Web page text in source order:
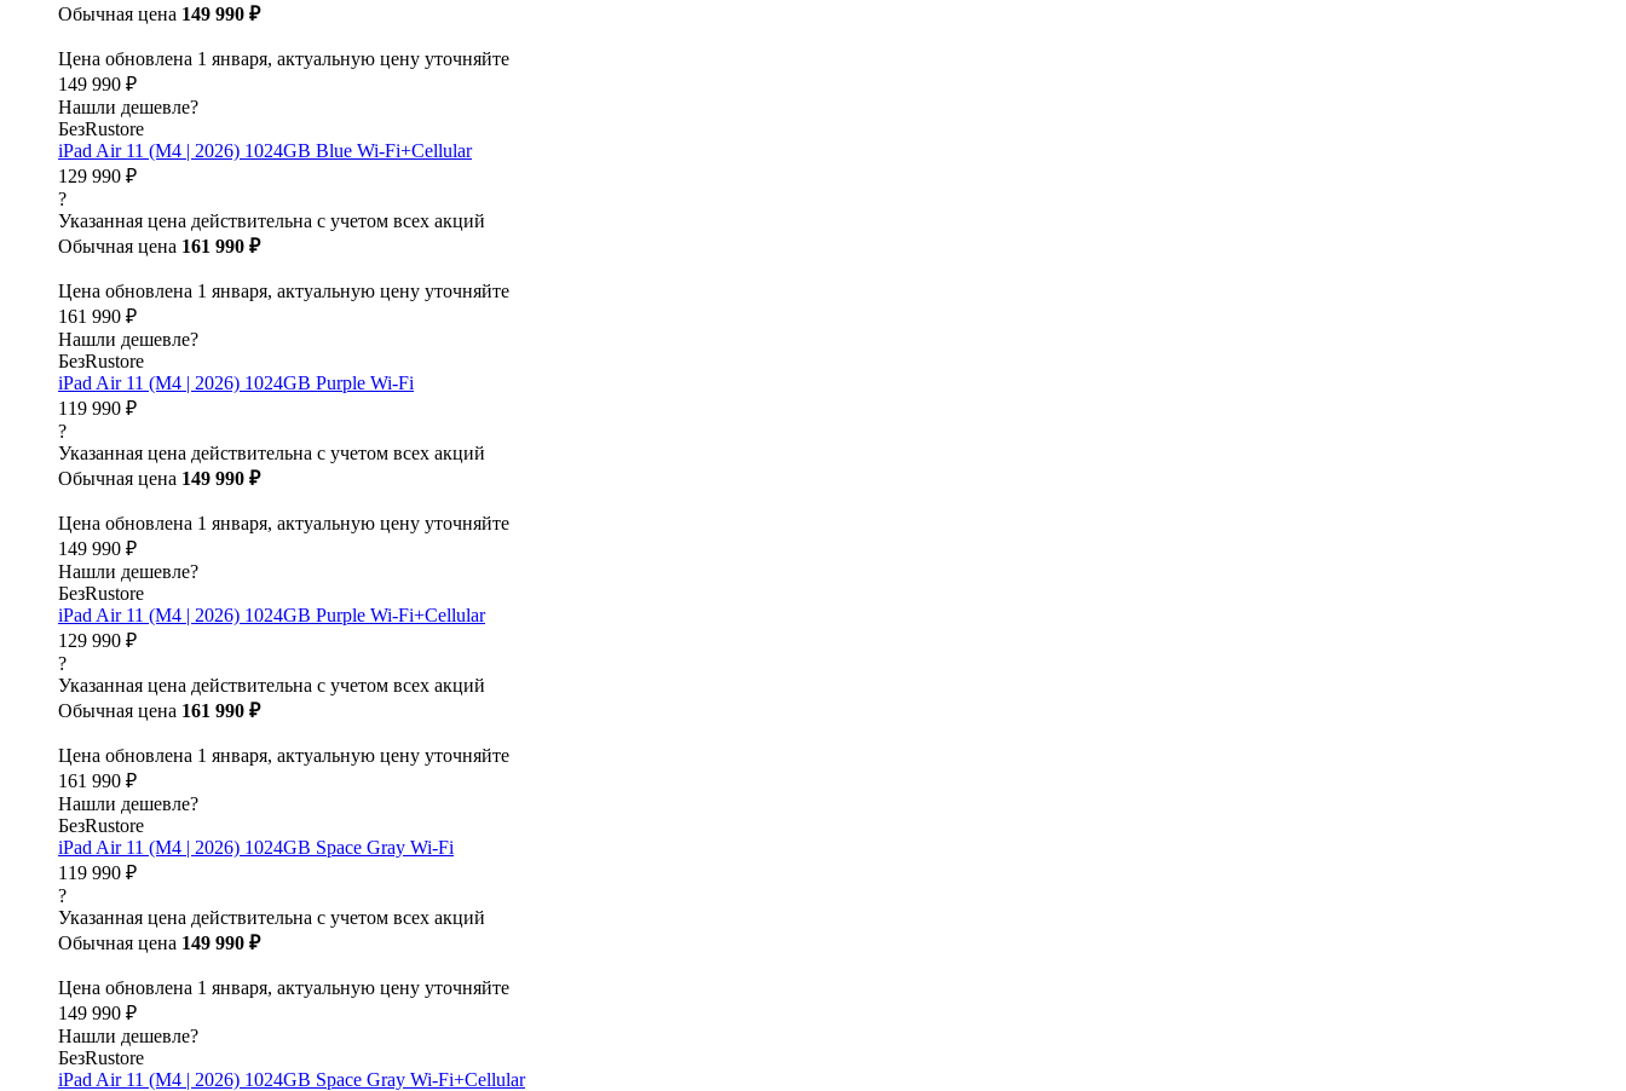
Обычная цена 149 990 ₽
Цена обновлена 1 января, актуальную цену уточняйте
149 990 ₽
Нашли дешевле?
БезRustore
iPad Air 11 (M4 | 2026) 1024GB Blue Wi-Fi+Cellular
129 990 ₽
?
Указанная цена действительна с учетом всех акций
Обычная цена 161 990 ₽
Цена обновлена 1 января, актуальную цену уточняйте
161 990 ₽
Нашли дешевле?
БезRustore
iPad Air 11 (M4 | 2026) 1024GB Purple Wi-Fi
119 990 ₽
?
Указанная цена действительна с учетом всех акций
Обычная цена 149 990 ₽
Цена обновлена 1 января, актуальную цену уточняйте
149 990 ₽
Нашли дешевле?
БезRustore
iPad Air 11 (M4 | 2026) 1024GB Purple Wi-Fi+Cellular
129 990 ₽
?
Указанная цена действительна с учетом всех акций
Обычная цена 161 990 ₽
Цена обновлена 1 января, актуальную цену уточняйте
161 990 ₽
Нашли дешевле?
БезRustore
iPad Air 11 (M4 | 2026) 1024GB Space Gray Wi-Fi
119 990 ₽
?
Указанная цена действительна с учетом всех акций
Обычная цена 149 990 ₽
Цена обновлена 1 января, актуальную цену уточняйте
149 990 ₽
Нашли дешевле?
БезRustore
iPad Air 11 (M4 | 2026) 1024GB Space Gray Wi-Fi+Cellular